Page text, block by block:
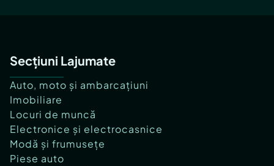
Secțiuni Lajumate
Auto, moto și ambarcațiuni
Imobiliare
Locuri de muncă
Electronice și electrocasnice
Modă și frumusețe
Piese auto